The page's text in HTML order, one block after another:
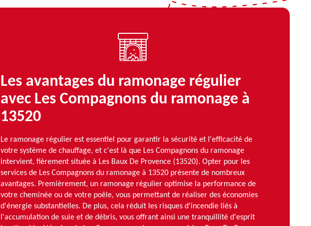
Les avantages du ramonage régulier
avec Les Compagnons du ramonage à
13520
Le ramonage régulier est essentiel pour garantir la sécurité et l'efficacité de
votre système de chauffage, et c'est là que Les Compagnons du ramonage
intervient, fièrement située à Les Baux De Provence (13520). Opter pour les
services de Les Compagnons du ramonage à 13520 présente de nombreux
avantages. Premièrement, un ramonage régulier optimise la performance de
votre cheminée ou de votre poêle, vous permettant de réaliser des économies
d'énergie substantielles. De plus, cela réduit les risques d'incendie liés à
l'accumulation de suie et de débris, vous offrant ainsi une tranquillité d'esprit